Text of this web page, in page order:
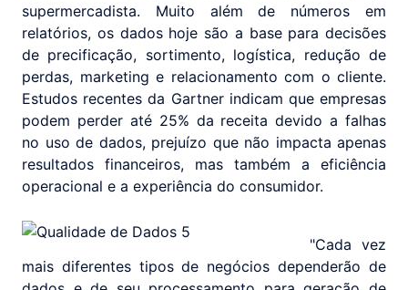
supermercadista. Muito além de números em
relatórios, os dados hoje são a base para decisões
de precificação, sortimento, logística, redução de
perdas, marketing e relacionamento com o cliente.
Estudos recentes da Gartner indicam que empresas
podem perder até 25% da receita devido a falhas
no uso de dados, prejuízo que não impacta apenas
resultados financeiros, mas também a eficiência
operacional e a experiência do consumidor.
"Cada vez
mais diferentes tipos de negócios dependerão de